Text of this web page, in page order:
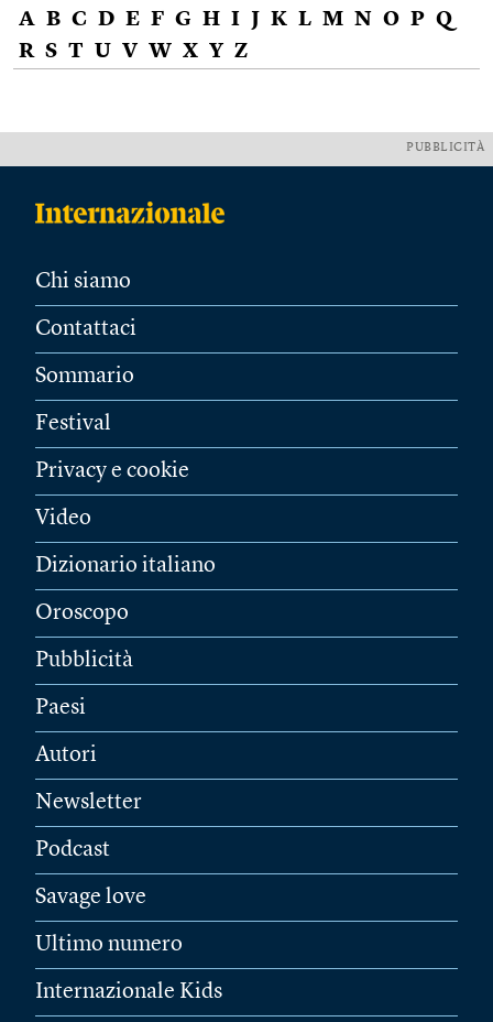
A B C D E F G H I J K L M N O P Q
R S T U V W X Y Z
PUBBLICITÀ
Chi siamo
Contattaci
Sommario
Festival
Privacy e cookie
Video
Dizionario italiano
Oroscopo
Pubblicità
Paesi
Autori
Newsletter
Podcast
Savage love
Ultimo numero
Internazionale Kids